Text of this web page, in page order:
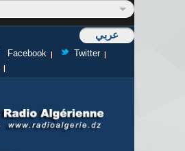
عربي
Facebook
Twitter